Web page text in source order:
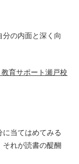
の内面と深く向
育サポート瀬戸校
当てはめてみる
それが読書の醍醐